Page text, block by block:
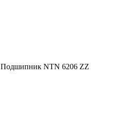
Подшипник NTN 6206 ZZ